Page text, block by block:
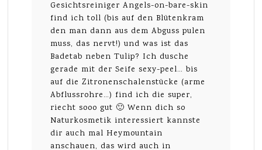
Gesichtsreiniger Angels-on-bare-skin
find ich toll (bis auf den Blütenkram
den man dann aus dem Abguss pulen
muss, das nervt!) und was ist das
Badetab neben Tulip? Ich dusche
gerade mit der Seife sexy-peel… bis
auf die Zitronenschalenstücke (arme
Abflussrohre…) find ich die super,
riecht sooo gut 🙂 Wenn dich so
Naturkosmetik interessiert kannste
dir auch mal Heymountain
anschauen, das wird auch in